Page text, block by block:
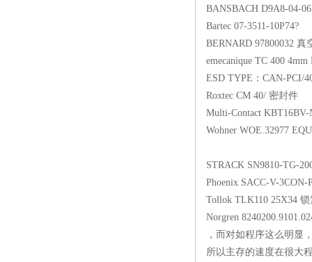
BANSBACH
Bartec 07-
BERNARD
emecanique TC
ESD TYPE：CAN-
Roxtec CM
Multi-Contact
Wohner WOE.32977
STRACK
Phoenix SACC-V-
Tollok TLK110
Norgren
，而对如程序这么明显
所以主存的速度在很大